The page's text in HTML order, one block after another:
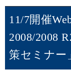
11/7開催
2008/2008
策セミナー